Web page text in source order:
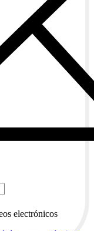
electrónicos